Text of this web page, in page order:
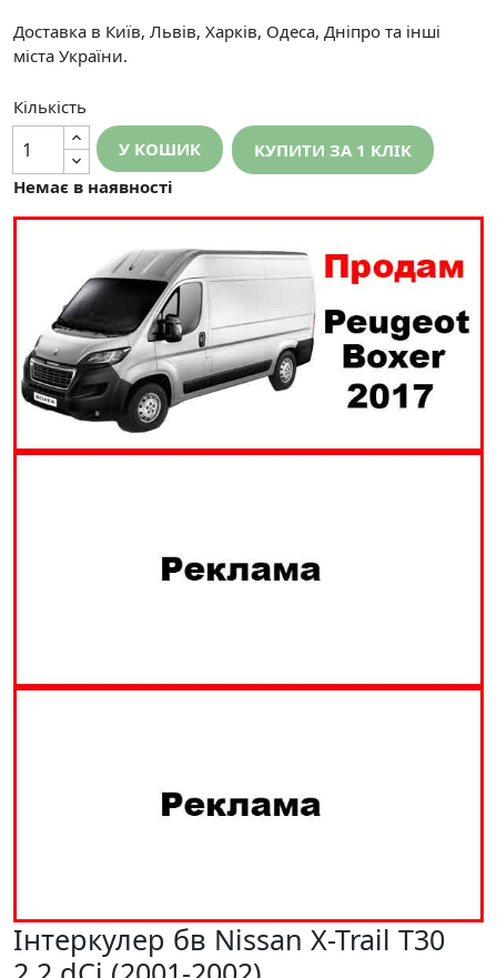
Доставка в Київ, Львів, Харків, Одеса, Дніпро та інші
міста України.
Кількість
У КОШИК
КУПИТИ ЗА 1 КЛIК
Немає в наявності
Інтеркулер бв Nissan X-Trail T30